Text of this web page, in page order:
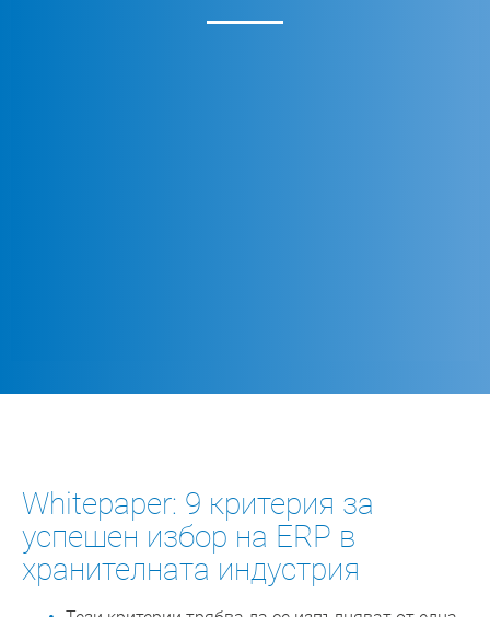
Whitepaper: 9 критерия за
успешен избор на ERP в
хранителната индустрия